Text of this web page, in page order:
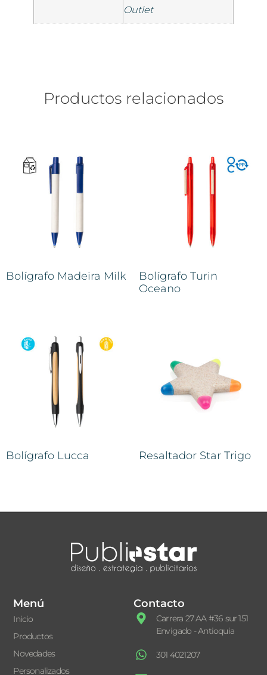
Outlet
Productos relacionados
Bolígrafo Madeira Milk
Bolígrafo Turin
Oceano
Bolígrafo Lucca Resaltador Star Trigo
Menú
Inicio
Productos
Novedades
Personalizados
Contacto
Carrera 27 AA #36 sur 151
Envigado - Antioquia
301 4021207